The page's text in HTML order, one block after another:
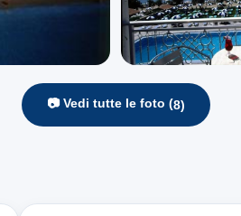
📷 Vedi tutte le foto (8)